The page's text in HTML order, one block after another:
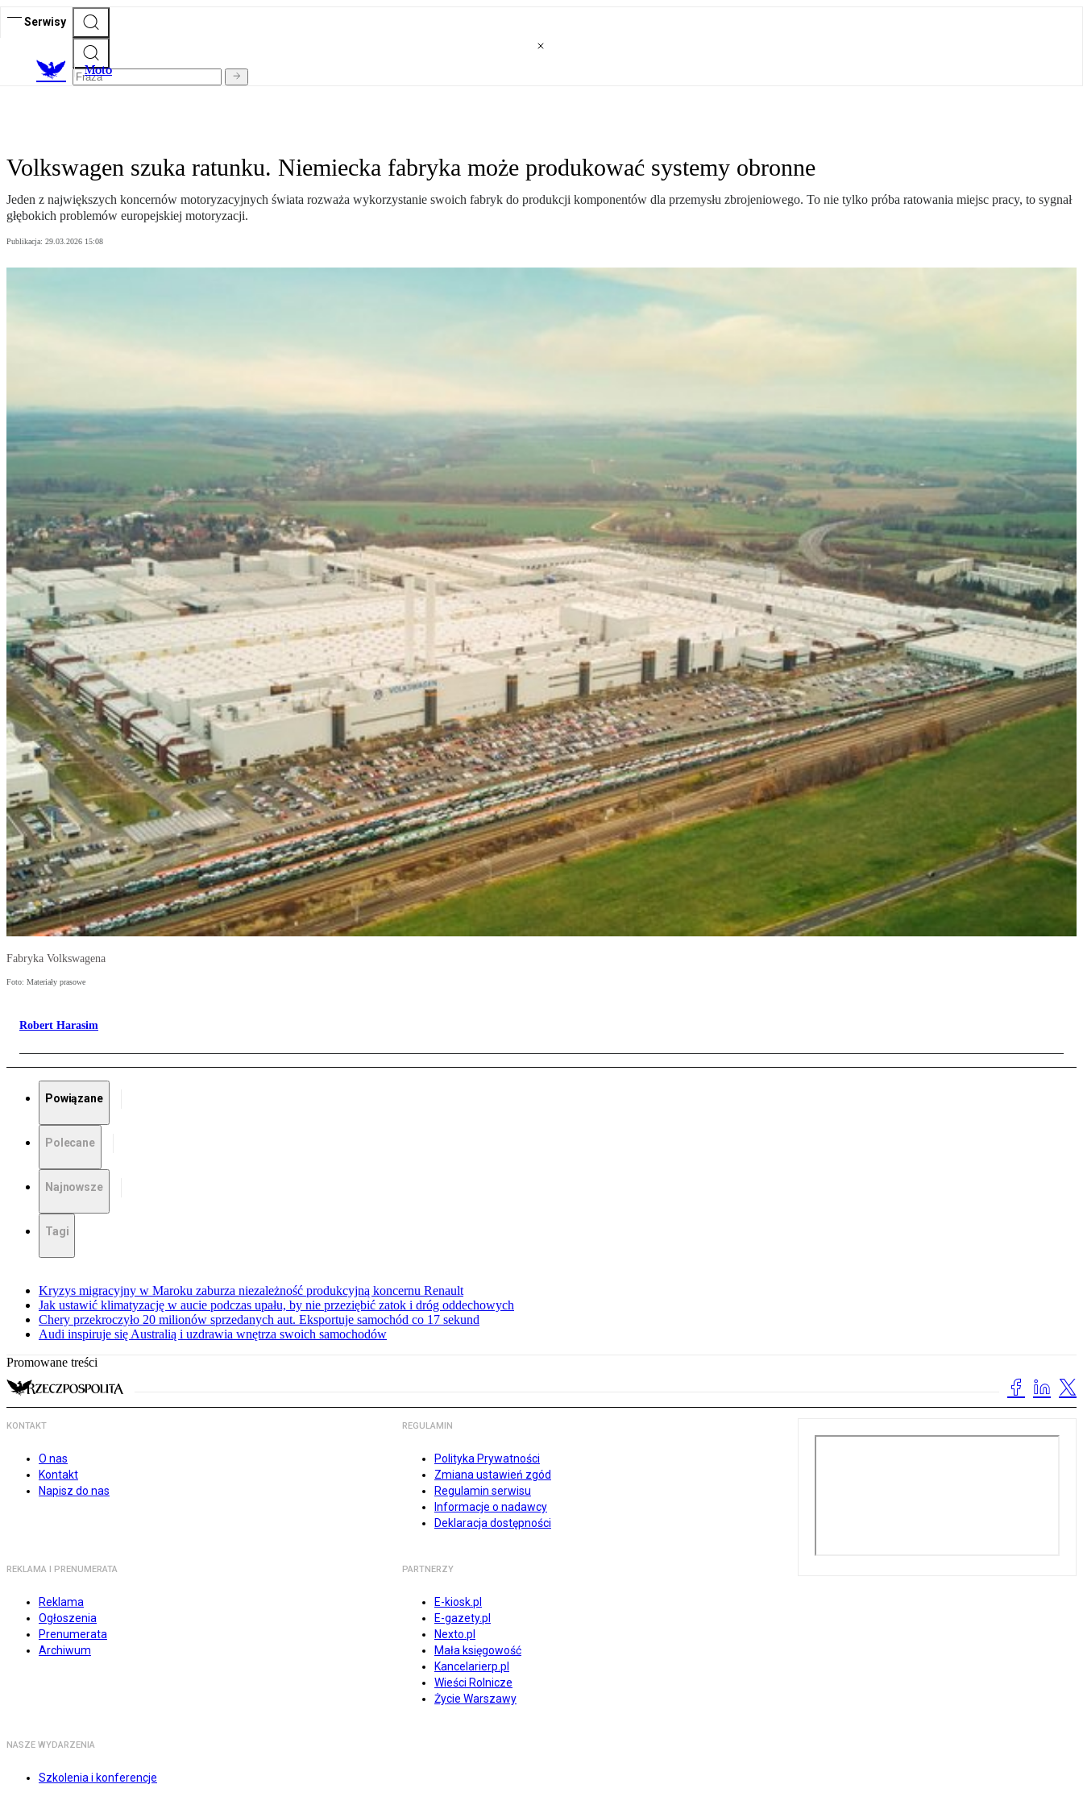
Serwisy
Moto
Volkswagen szuka ratunku. Niemiecka fabryka może produkować systemy obronne
Jeden z największych koncernów motoryzacyjnych świata rozważa wykorzystanie swoich fabryk do produkcji komponentów dla przemysłu zbrojeniowego. To nie tylko próba ratowania miejsc pracy, to sygnał
głębokich problemów europejskiej motoryzacji.
Publikacja: 29.03.2026 15:08
Fabryka Volkswagena
Foto: Materiały prasowe
Robert Harasim
Powiązane
Polecane
Najnowsze
Tagi
Kryzys migracyjny w Maroku zaburza niezależność produkcyjną koncernu Renault
Jak ustawić klimatyzację w aucie podczas upału, by nie przeziębić zatok i dróg oddechowych
Chery przekroczyło 20 milionów sprzedanych aut. Eksportuje samochód co 17 sekund
Audi inspiruje się Australią i uzdrawia wnętrza swoich samochodów
Promowane treści
KONTAKT
O nas
Kontakt
Napisz do nas
REGULAMIN
Polityka Prywatności
Zmiana ustawień zgód
Regulamin serwisu
Informacje o nadawcy
Deklaracja dostępności
REKLAMA I PRENUMERATA
Reklama
Ogłoszenia
Prenumerata
Archiwum
PARTNERZY
E-kiosk.pl
E-gazety.pl
Nexto.pl
Mała księgowość
Kancelarierp.pl
Wieści Rolnicze
Życie Warszawy
NASZE WYDARZENIA
Szkolenia i konferencje